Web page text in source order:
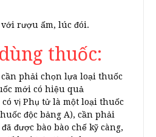
rượu ấm, lúc đói.
thuốc:
phải chọn lựa loại thuốc
mới có hiệu quả
vị Phụ tử là một loại thuốc
độc bảng A), cần phải
được bào bào chế kỹ càng,